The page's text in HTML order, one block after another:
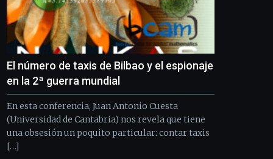
llenará
la
ciudad
de
monólogos,
exposiciones,
conferencias,
y
espectáculos
de
El número de taxis de Bilbao y el espionaje
en la 2ª guerra mundial
En esta conferencia, Juan Antonio Cuesta
(Universidad de Cantabria) nos revela que tiene
una obsesión un poquito particular: contar taxis
[…]